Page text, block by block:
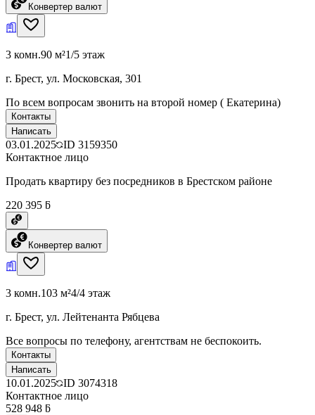
Конвертер валют
3 комн.90 м²1/5 этаж
г. Брест, ул. Московская, 301
По всем вопросам звонить на второй номер ( Екатерина)
Контакты
Написать
03.01.2025 ID 3159350
Контактное лицо
Продать квартиру без посредников в Брестском районе
220 395 ƃ
Конвертер валют
3 комн.103 м²4/4 этаж
г. Брест, ул. Лейтенанта Рябцева
Все вопросы по телефону, агентствам не беспокоить.
Контакты
Написать
10.01.2025 ID 3074318
Контактное лицо
528 948 ƃ